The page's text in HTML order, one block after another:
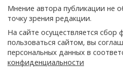
Мнение автора публикации не
точку зрения редакции.
На сайте осуществляется
пользоваться сайтом, вы
персональных данных в
конфиденциальности